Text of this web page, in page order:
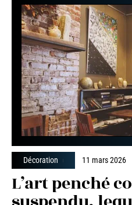
Décoration 11 mars 2026
L’art penché